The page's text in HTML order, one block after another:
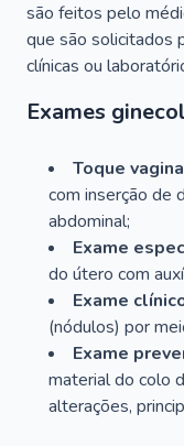
são feitos pelo
que são solicitados
clínicas ou
Exames
Toque
com inserção de
abdominal;
Exame
do útero com
Exame
(nódulos) por
Exame
material do colo
alterações,